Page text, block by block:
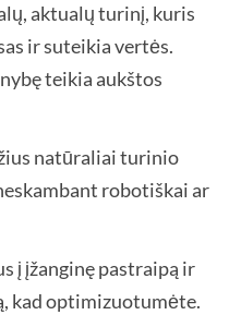
aktualų turinį, kuris
ir suteikia vertės.
teikia aukštos
natūraliai turinio
robotiškai ar
į įžanginę pastraipą ir
kad optimizuotumėte.